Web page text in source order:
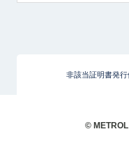
非該当証明書発行
©